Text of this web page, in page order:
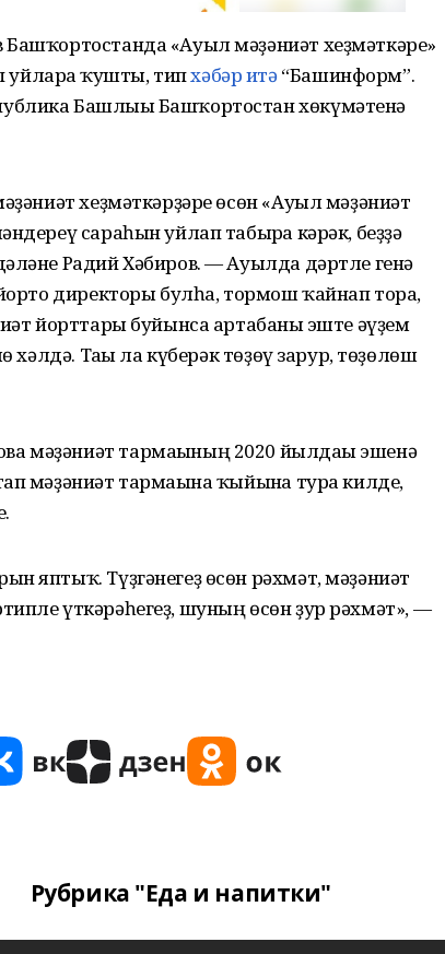
«Ауыл мәҙәниәт хеҙмәткәре»
ҡушты, типхәбәр итә“Башинформ”.
Башлығы Башҡортостан хөкүмәтенә
хеҙмәткәрҙәре өсөн «Ауыл мәҙәниәт
сараһын уйлап табырға кәрәк, беҙҙә
Радий Хәбиров. — Ауылда дәртле генә
директоры булһа, тормош ҡайнап тора,
йорттары буйынса артабанғы эште әүҙем
хәлдә. Тағы ла күберәк төҙөү зарур, төҙөлөш
мәҙәниәт тармағының 2020 йылдағы эшенә
мәҙәниәт тармағына ҡыйынға тура килде,
яптыҡ. Түҙгәнегеҙ өсөн рәхмәт, мәҙәниәт
үткәрәһегеҙ, шуның өсөн ҙур рәхмәт», —
Рубрика "Еда и напитки"